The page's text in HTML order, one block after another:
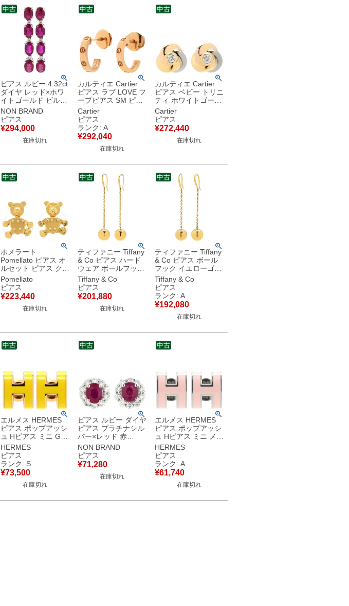
ピアス ルビー 4.32ct
ダイヤ レッド×ホワ
イトゴールド ビルマ
産 赤 18K 750WG オ
ーバルミックスカッ
ト ドロップ 4連 4石
スイング 3Pダイヤ
【中古】
NON BRAND
ピアス
¥294,000
在庫切れ
中古
カルティエ Cartier
ピアス ラブ LOVE フ
ープピアス SM ピン
クゴールド ミニラブ
750 18K PG RG
B8029000 【中古】
中古美品
Cartier
ピアス
ランク: A
¥292,040
在庫切れ
中古
カルティエ Cartier
ピアス ベビー トリニ
ティ ホワイトゴール
ド×イエローゴールド
×ピンクゴールド 1P
1石 1粒 ダイヤ 3連
Au750 18K 18金 3カ
Cartier
ピアス
¥272,440
在庫切れ
中古
ポメラート
Pomellato ピアス オ
ルセット ピアス クマ
モチーフ イエローゴ
ールド Au750 18K
18金 YG キャッチ他
社品 【中古】
Pomellato
ピアス
¥223,440
在庫切れ
中古
ティファニー Tiffany
& Co ピアス ハード
ウェア ボールフック
イエローゴールド
T&Co. Au750 18K 18
金 ドロップ スイング
ロング 丸 球 【中
Tiffany & Co
ピアス
¥201,880
在庫切れ
中古
ティファニー Tiffany
& Co ピアス ボール
フック イエローゴー
ルド T&Co. Au750
18K 18金 ドロップ
スイング ロング 丸
球 【中古】中古美品
Tiffany & Co
ピアス
ランク: A
¥192,080
在庫切れ
中古
エルメス HERMES
ピアス ポップアッシ
ュ Hピアス ミニ GP
エナメル イエローX
ローズゴールド ピン
クゴールド金具 黄 H
モチーフ 【箱】 【中
古】未使用保管品
HERMES
ピアス
ランク: S
¥73,500
在庫切れ
中古
ピアス ルビー ダイヤ
ピアス プラチナシル
バー×レッド 赤
pt900 オーバルミッ
NON BRAND
ピアス
¥71,280
在庫切れ
中古
エルメス HERMES
ピアス ポップアッシ
ュ Hピアス ミニ メタ
ル エナメル ピンクX
シルバー シルバー金
具 Hモチーフ 【中
古】中古美品
HERMES
ピアス
ランク: A
¥61,740
在庫切れ
中古